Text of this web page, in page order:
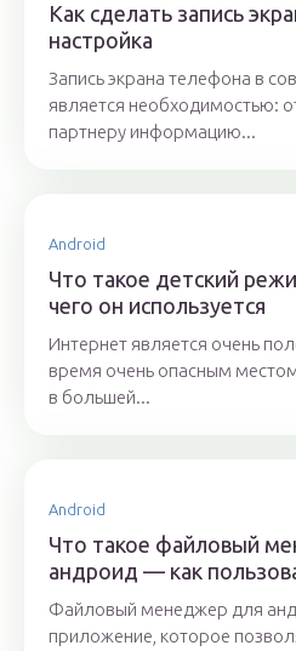
Как сделать запись
настройка
Запись экрана телефона в
является необходимостью:
партнеру информацию...
Android
Что такое детский
чего он используется
Интернет является очень
время очень опасным
в большей...
Android
Что такое файловый
андроид — как
Файловый менеджер для
приложение, которое